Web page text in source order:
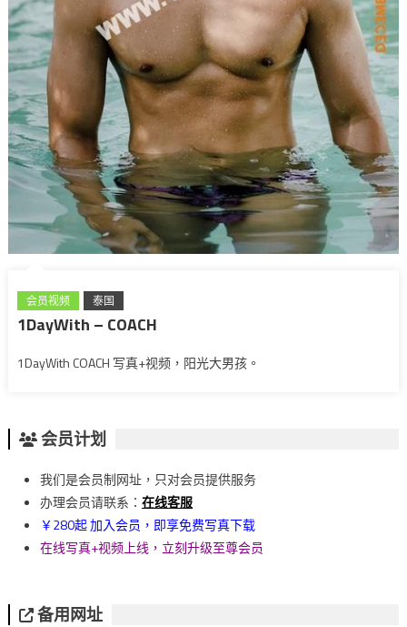
会员视频 泰国
1DayWith – COACH
1DayWith COACH 写真+视频，阳光大男孩。
会员计划
我们是会员制网址，只对会员提供服务
办理会员请联系： 在线客服
￥280起 加入会员，即享免费写真下载
在线写真+视频上线，立刻升级至尊会员
备用网址